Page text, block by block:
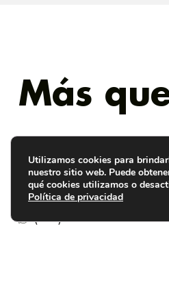
Más
Calle El Progreso, Colonia
(503) 7946-7112
Utilizamos cookies para
nuestro sitio web. Puede
qué cookies utilizamos o
Política de privacidad